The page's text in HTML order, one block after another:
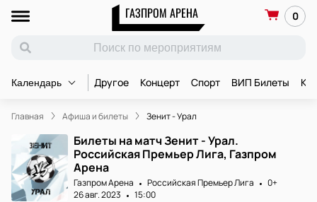
ГАЗПРОМ АРЕНА 0
Календарь Другое Концерт Спорт ВИП Билеты
Главная Афиша и билеты Зенит - Урал
Билеты на матч Зенит - Урал.
Российская Премьер Лига, Газпром
Арена
Газпром Арена Российская Премьер Лига
0+
26 авг. 2023
15:00